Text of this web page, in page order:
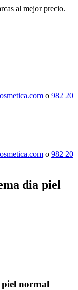
al mejor precio.
o 982 20
o 982 20
dia piel
normal